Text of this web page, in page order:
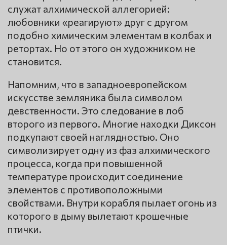
служат алхимической аллегорией:
любовники «реагируют» друг с другом
подобно химическим элементам в колбах и
ретортах. Но от этого он художником не
становится.
Напомним, что в западноевропейском
искусстве земляника была символом
девственности. Это следование в лоб
второго из первого. Многие находки Диксон
подкупают своей наглядностью. Оно
символизирует одну из фаз алхимического
процесса, когда при повышенной
температуре происходит соединение
элементов с противоположными
свойствами. Внутри корабля пылает огонь из
которого в дыму вылетают крошечные
птички.